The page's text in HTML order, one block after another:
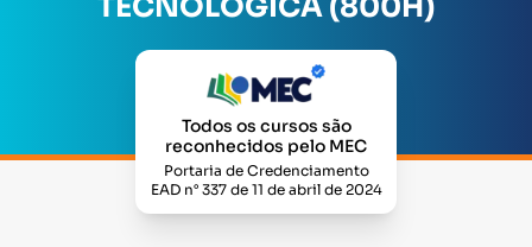
TECNOLÓGICA (800H)
Todos os cursos são
reconhecidos pelo MEC
Portaria de Credenciamento
EAD n° 337 de 11 de abril de 2024